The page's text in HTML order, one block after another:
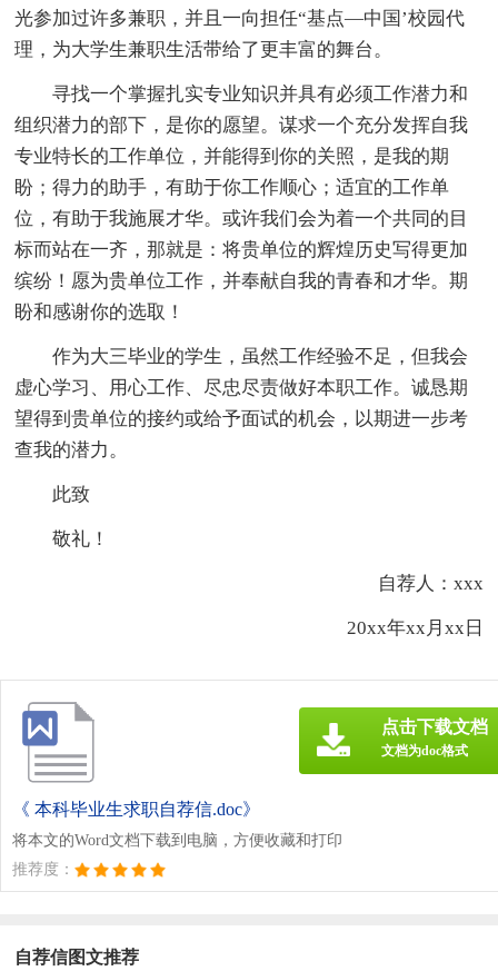
光参加过许多兼职，并且一向担任“基点—中国’校园代
理，为大学生兼职生活带给了更丰富的舞台。
寻找一个掌握扎实专业知识并具有必须工作潜力和
组织潜力的部下，是你的愿望。谋求一个充分发挥自我
专业特长的工作单位，并能得到你的关照，是我的期
盼；得力的助手，有助于你工作顺心；适宜的工作单
位，有助于我施展才华。或许我们会为着一个共同的目
标而站在一齐，那就是：将贵单位的辉煌历史写得更加
缤纷！愿为贵单位工作，并奉献自我的青春和才华。期
盼和感谢你的选取！
作为大三毕业的学生，虽然工作经验不足，但我会
虚心学习、用心工作、尽忠尽责做好本职工作。诚恳期
望得到贵单位的接约或给予面试的机会，以期进一步考
查我的潜力。
此致
敬礼！
自荐人：xxx
20xx年xx月xx日
《 本科毕业生求职自荐信.doc》
将本文的Word文档下载到电脑，方便收藏和打印
推荐度：
点击下载文档
文档为doc格式
自荐信图文推荐